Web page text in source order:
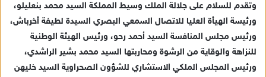
وتقدم للسلام على جلالة الملك وسيط المملكة السيد محمد بنعليلو،
ورئيسة الهيأة العليا للاتصال السمعي البصري السيدة لطيفة أخرباش،
ورئيس مجلس المنافسة السيد أحمد رحو، ورئيس الهيئة الوطنية
للنزاهة والوقاية من الرشوة ومحاربتها السيد محمد بشير الراشدي،
ورئيس المجلس الملكي الاستشاري للشؤون الصحراوية السيد خليهن